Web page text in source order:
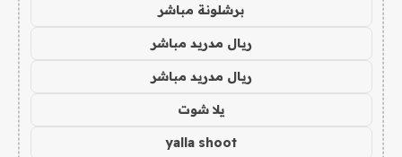
برشلونة مباشر
ريال مدريد مباشر
ريال مدريد مباشر
يلا شوت
yalla shoot